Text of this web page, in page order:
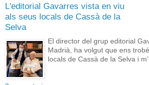
L'editorial Gavarres vista en viu
als seus locals de Cassà de la
Selva
El director del grup editorial
Madrià, ha volgut que ens
locals de Cassà de la Selva i